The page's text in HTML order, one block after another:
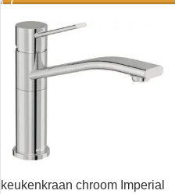
keukenkraan chroom Imperial